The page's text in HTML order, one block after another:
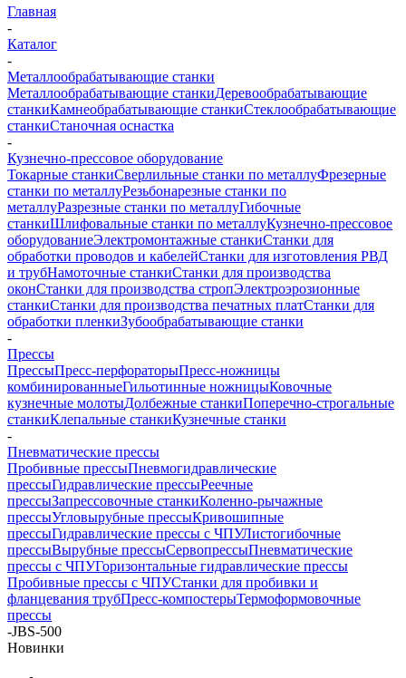
Главная
-
Каталог
-
Металлообрабатывающие станки
Металлообрабатывающие станкиДеревообрабатывающие
станкиКамнеобрабатывающие станкиСтеклообрабатывающие
станкиСтаночная оснастка
-
Кузнечно-прессовое оборудование
Токарные станкиСверлильные станки по металлуФрезерные
станки по металлуРезьбонарезные станки по
металлуРазрезные станки по металлуГибочные
станкиШлифовальные станки по металлуКузнечно-прессовое
оборудованиеЭлектромонтажные станкиСтанки для
обработки проводов и кабелейСтанки для изготовления РВД
и трубНамоточные станкиСтанки для производства
оконСтанки для производства стропЭлектроэрозионные
станкиСтанки для производства печатных платСтанки для
обработки пленкиЗубообрабатывающие станки
-
Прессы
ПрессыПресс-перфораторыПресс-ножницы
комбинированныеГильотинные ножницыКовочные
кузнечные молотыДолбежные станкиПоперечно-строгальные
станкиКлепальные станкиКузнечные станки
-
Пневматические прессы
Пробивные прессыПневмогидравлические
прессыГидравлические прессыРеечные
прессыЗапрессовочные станкиКоленно-рычажные
прессыУгловырубные прессыКривошипные
прессыГидравлические прессы с ЧПУЛистогибочные
прессыВырубные прессыCервопрессыПневматические
прессы с ЧПУГоризонтальные гидравлические прессы
Пробивные прессы с ЧПУСтанки для пробивки и
фланцевания трубПресс-компостерыТермоформовочные
прессы
-JBS-500
Новинки